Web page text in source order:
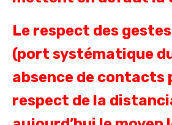
Le respect des
(port systématique
absence de contacts
respect de la